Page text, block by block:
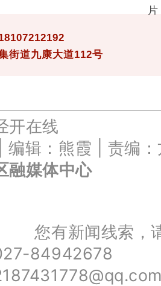
街道九康大道112号
开在线
|编辑：熊霞 | 责编
融媒体中心
您有新闻线索，
84942678